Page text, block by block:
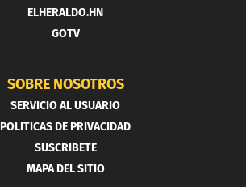
ELHERALDO.HN
GOTV
SOBRE NOSOTROS
SERVICIO AL USUARIO
POLITICAS DE PRIVACIDAD
SUSCRIBETE
MAPA DEL SITIO